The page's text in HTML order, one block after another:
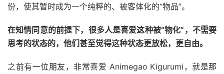
份，使其暂时成为一个纯粹的、被客体化的“物品”。
在知情同意的前提下，很多人是喜爱这种被“物化”，不需要
思考的状态的，他们甚至觉得这种状态更放松，更自由。
之前有一位朋友，非常喜爱 Animegao Kigurumi，就是那